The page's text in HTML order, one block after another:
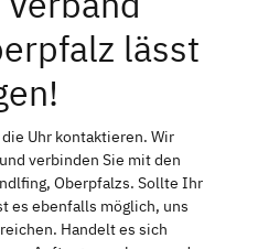
lässt
Uhr kontaktieren. Wir
verbinden Sie mit den
Oberpfalzs. Sollte Ihr
es ebenfalls möglich, uns
Handelt es sich